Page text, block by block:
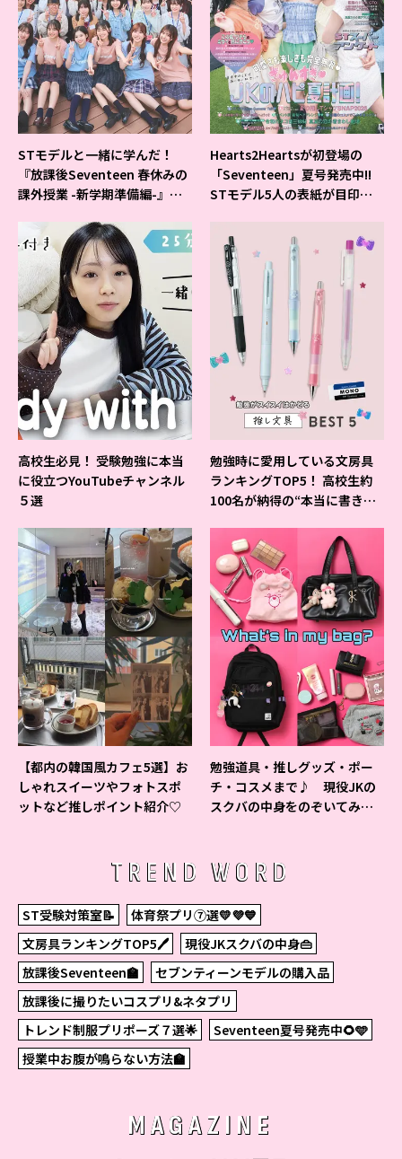
STモデルと一緒に学んだ！
『放課後Seventeen 春休みの
課外授業 -新学期準備編-』イ
Hearts2Heartsが初登場の
「Seventeen」夏号発売中!!
STモデル5人の表紙が目印だ
高校生必見！ 受験勉強に本当
に役立つYouTubeチャンネル
５選
勉強時に愛用している文房具
ランキングTOP5！ 高校生約
100名が納得の“本当に書きや
【都内の韓国風カフェ5選】お
しゃれスイーツやフォトスポ
ットなど推しポイント紹介♡
勉強道具・推しグッズ・ポー
チ・コスメまで♪ 現役JKの
スクバの中身をのぞいてみ
TREND WORD
ST受験対策室📝
体育祭プリ⑦選💛💜💙
文房具ランキングTOP5🖊
現役JKスクバの中身👜
放課後Seventeen🏫
セブンティーンモデルの購入品
放課後に撮りたいコスプリ&ネタプリ
トレンド制服プリポーズ７選🌟
Seventeen夏号発売中🌻🩵
授業中お腹が鳴らない方法🏫
MAGAZINE